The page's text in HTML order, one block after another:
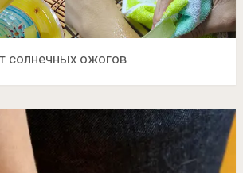
солнечных ожогов